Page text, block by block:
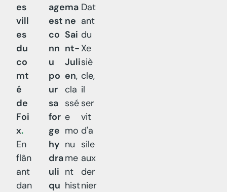
es
vill
es
du
co
mt
é
de
Foi
x.
En
flân
ant
dan
age
est
co
nn
u
po
ur
sa
for
ge
hy
dra
uli
qu
ma
ne
Sai
nt-
Juli
en,
cla
ssé
e
mo
nu
me
nt
hist
Dat
ant
du
Xe
siè
cle,
il
ser
vit
d'a
sile
aux
der
nier